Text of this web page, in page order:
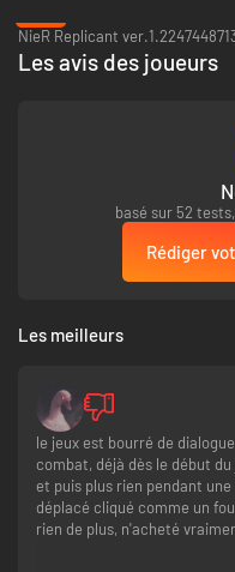
l'Édition complète, qui inclut le
téléchargeable, l'extension
bonus en jeu !
Vos choix ont plus d'impact
Créez votre propre
monde fait de métal et
rare appelée ArFA-sys, qui
Découvrez un jeu de tir à la
unique, progressez comme
Faites votre choix parmi 30
NieR Replicant
Les avis des joueurs
basé sur 52
Rédiger
Les meilleurs
le jeux est bourré de
combat, déjà dès le début
et puis plus rien pendant
déplacé cliqué comme un
rien de plus, n'acheté